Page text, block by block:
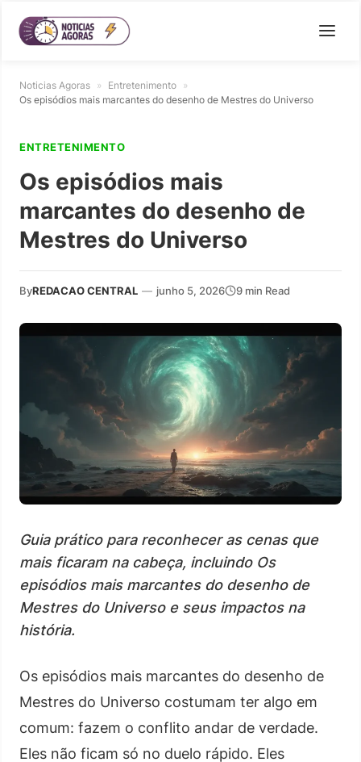
Noticias Agoras » Entretenimento »
Os episódios mais marcantes do desenho de Mestres do Universo
ENTRETENIMENTO
Os episódios mais
marcantes do desenho de
Mestres do Universo
ByREDACAO CENTRAL — junho 5, 2026 9 min Read
Guia prático para reconhecer as cenas que
mais ficaram na cabeça, incluindo Os
episódios mais marcantes do desenho de
Mestres do Universo e seus impactos na
história.
Os episódios mais marcantes do desenho de
Mestres do Universo costumam ter algo em
comum: fazem o conflito andar de verdade.
Eles não ficam só no duelo rápido. Eles